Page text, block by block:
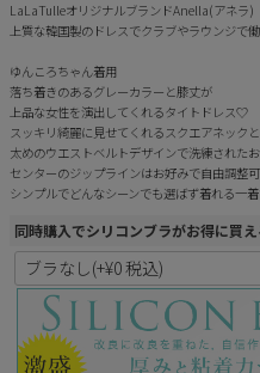
LaLaTulleオリジナルブランドAnella(アネラ)
上質な韓国製のドレスでクラブやラウンジで
ゆんころちゃん着用
落ち着きのあるグレーカラーと膝丈が
上品な女性を演出してくれるタイトドレス♡
スッキリ綺麗に見せてくれるスクエアネックと
太めのウエストベルトデザインで洗練された
センターのジップラインはお好みで自由調整
シンプルでどんなシーンでも選ばず着れる一
同時購入でシリコンブラがお得に買